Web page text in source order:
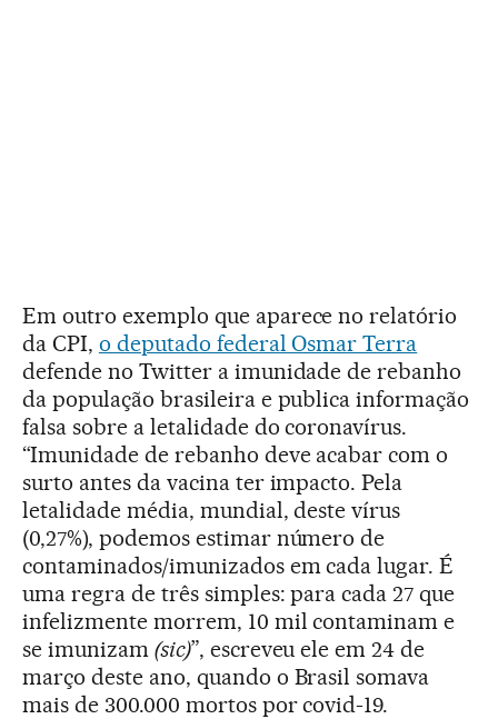
Em outro exemplo que aparece no relatório
da CPI, o deputado federal Osmar Terra
defende no Twitter a imunidade de rebanho
da população brasileira e publica informação
falsa sobre a letalidade do coronavírus.
“Imunidade de rebanho deve acabar com o
surto antes da vacina ter impacto. Pela
letalidade média, mundial, deste vírus
(0,27%), podemos estimar número de
contaminados/imunizados em cada lugar. É
uma regra de três simples: para cada 27 que
infelizmente morrem, 10 mil contaminam e
se imunizam (sic)”, escreveu ele em 24 de
março deste ano, quando o Brasil somava
mais de 300.000 mortos por covid-19.